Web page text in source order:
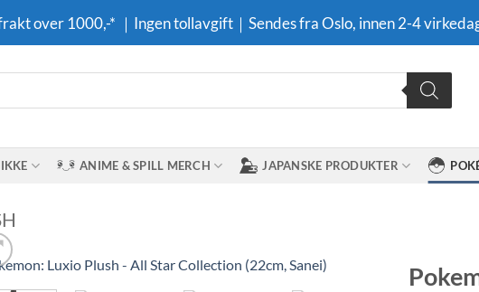
over 1000,-* ｜Ingen tollavgift｜Sendes fra Oslo, innen 2-4
ANIME & SPILL MERCH JAPANSKE PRODUKTER